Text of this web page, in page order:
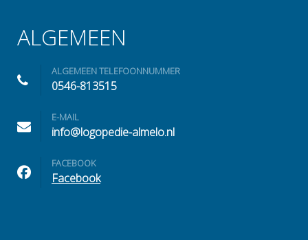
ALGEMEEN
ALGEMEEN TELEFOONNUMMER
0546-813515
E-MAIL
info@logopedie-almelo.nl
FACEBOOK
Facebook